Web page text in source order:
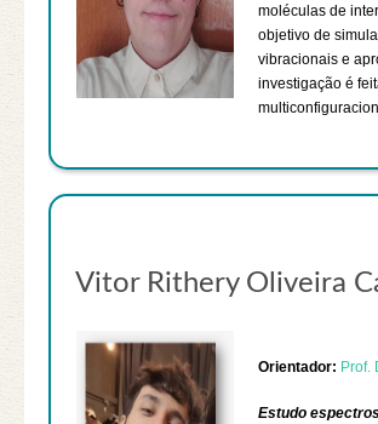
moléculas de
objetivo de
vibracionais e
investigação é
Vitor Rithery Oliveira
Orientador: Prof.
Estudo